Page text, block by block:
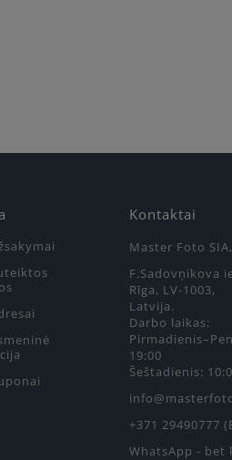
Kontaktai
Master Foto
F.Sadovņikova
Rīga, LV-1003,
Latvija.
Darbo laikas:
19:00
Šeštadienis:
+371 29490777
WhatsApp - bet